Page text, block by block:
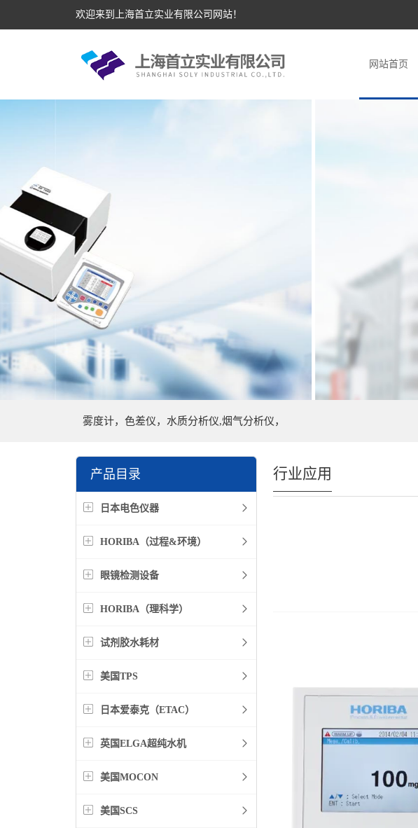
欢迎来到上海首立实业有限公司网站！
网站首页
雾度计，色差仪，水质分析仪,烟气分析仪，
产品目录
日本电色仪器
HORIBA（过程&环境）
眼镜检测设备
HORIBA（理科学）
试剂胶水耗材
美国TPS
日本爱泰克（ETAC）
英国ELGA超纯水机
美国MOCON
美国SCS
行业应用